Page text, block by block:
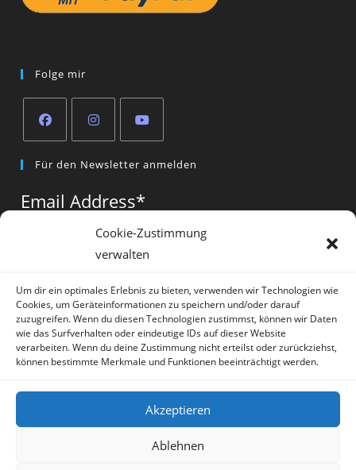
Cookie-Zustimmung
verwalten
Um dir ein optimales Erlebnis zu bieten, verwenden wir Technologien wie
Cookies, um Geräteinformationen zu speichern und/oder darauf
zuzugreifen. Wenn du diesen Technologien zustimmst, können wir Daten
wie das Surfverhalten oder eindeutige IDs auf dieser Website
verarbeiten. Wenn du deine Zustimmung nicht erteilst oder zurückziehst,
können bestimmte Merkmale und Funktionen beeinträchtigt werden.
Akzeptieren
Ablehnen
Folge mir
in
new
in
new
in
new
tab
Für den Newsletter anmelden
Email Address*
Vorname*